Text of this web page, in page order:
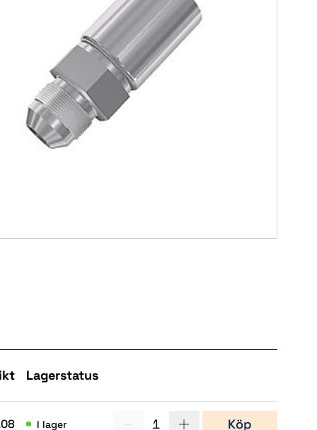
Lagerstatus
I lager 1 Köp